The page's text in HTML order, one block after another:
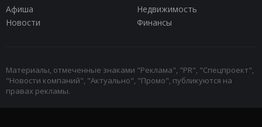
Афиша
Недвижимость
Новости
Финансы
Материалы, отмеченные знаками "Реклама", "PR", "Спецпроект",
"Новости компаний", "Актуально", "Промо", публикуются на
правах рекламы.